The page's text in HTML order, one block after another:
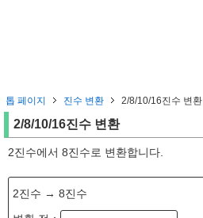
톱 페이지 진수 변환 2/8/10/16진수 변환
2/8/10/16진수 변환
2진수에서 8진수로 변환합니다.
2진수 → 8진수